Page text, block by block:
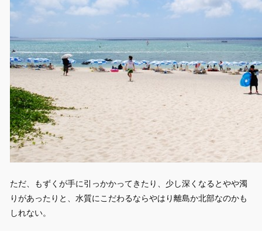
ただ、もずくが手に引っかかってきたり、少し深くなるとやや濁
りがあったりと、水質にこだわるならやはり離島か北部なのかも
しれない。